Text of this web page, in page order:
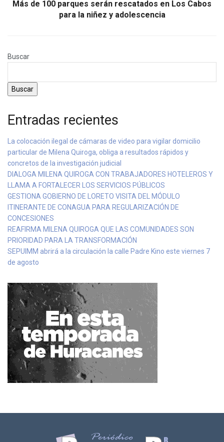
Más de 100 parques serán rescatados en Los Cabos
para la niñez y adolescencia
Buscar
Buscar
Entradas recientes
La colocación ilegal de cámaras de video para vigilar domicilio
particular de Milena Quiroga, obliga a resultados rápidos y
concretos de la investigación judicial
DIALOGA MILENA QUIROGA CON TRABAJADORES HOTELEROS Y
LLAMA A FORTALECER LOS SERVICIOS PÚBLICOS
GESTIONA GOBIERNO DE LORETO VISITA DEL MÓDULO
ITINERANTE DE CONAGUA PARA REGULARIZACIÓN DE
CONCESIONES
REAFIRMA MILENA QUIROGA QUE LAS COMUNIDADES SON
PRIORIDAD PARA LA TRANSFORMACIÓN
SEPUIMM abrirá a la circulación la calle Padre Kino este viernes 7
de agosto